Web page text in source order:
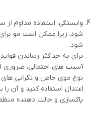
وابستگی: استفاده مداوم
شود، زیرا ممکن است مو
شود.
برای به حداکثر رساندن
آسیب های احتمالی، ضروری
نوع موی خاص و نگرانی
اعتدال استفاده کنید و آن
پاکسازی و حالت دهنده